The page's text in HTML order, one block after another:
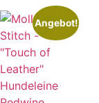
Angebot!